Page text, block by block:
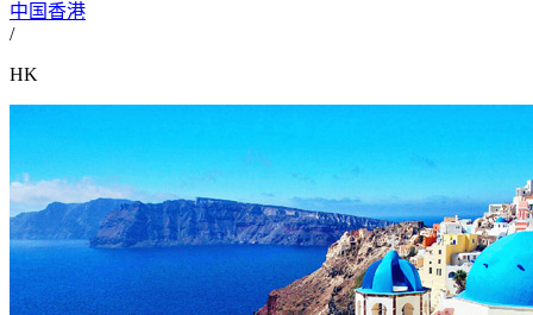
中国香港
/
HK